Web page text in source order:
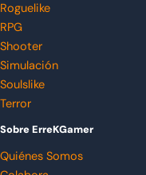
Roguelike
RPG
Shooter
Simulación
Soulslike
Terror
Sobre ErreKGamer
Quiénes Somos